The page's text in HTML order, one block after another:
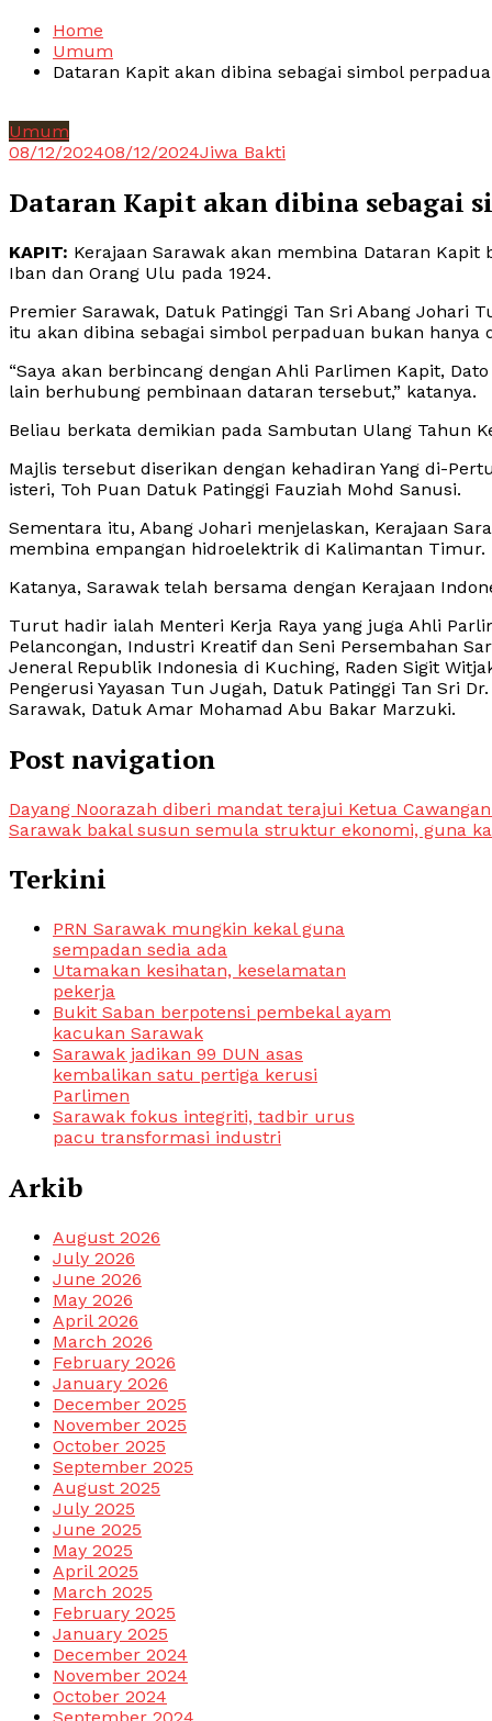
Home
Umum
Dataran Kapit akan dibina sebagai simbol
Umum
08/12/202408/12/2024Jiwa Bakti
Dataran Kapit akan dibina sebagai
KAPIT: Kerajaan Sarawak akan membina Dataran
Iban dan Orang Ulu pada 1924.
Premier Sarawak, Datuk Patinggi Tan Sri Abang Johari
itu akan dibina sebagai simbol perpaduan bukan hanya
“Saya akan berbincang dengan Ahli Parlimen Kapit,
lain berhubung pembinaan dataran tersebut,” katanya.
Beliau berkata demikian pada Sambutan Ulang Tahun
Majlis tersebut diserikan dengan kehadiran Yang di-
isteri, Toh Puan Datuk Patinggi Fauziah Mohd Sanusi.
Sementara itu, Abang Johari menjelaskan, Kerajaan
membina empangan hidroelektrik di Kalimantan Timur.
Katanya, Sarawak telah bersama dengan Kerajaan
Turut hadir ialah Menteri Kerja Raya yang juga Ahli
Pelancongan, Industri Kreatif dan Seni Persembahan
Jeneral Republik Indonesia di Kuching, Raden Sigit
Pengerusi Yayasan Tun Jugah, Datuk Patinggi Tan Sri
Sarawak, Datuk Amar Mohamad Abu Bakar Marzuki.
Post navigation
Dayang Noorazah diberi mandat terajui Ketua
Sarawak bakal susun semula struktur ekonomi, guna
Terkini
PRN Sarawak mungkin kekal guna
sempadan sedia ada
Utamakan kesihatan, keselamatan
pekerja
Bukit Saban berpotensi pembekal ayam
kacukan Sarawak
Sarawak jadikan 99 DUN asas
kembalikan satu pertiga kerusi
Parlimen
Sarawak fokus integriti, tadbir urus
pacu transformasi industri
Arkib
August 2026
July 2026
June 2026
May 2026
April 2026
March 2026
February 2026
January 2026
December 2025
November 2025
October 2025
September 2025
August 2025
July 2025
June 2025
May 2025
April 2025
March 2025
February 2025
January 2025
December 2024
November 2024
October 2024